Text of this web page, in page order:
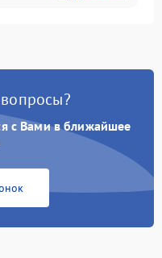
с Вами в ближайшее